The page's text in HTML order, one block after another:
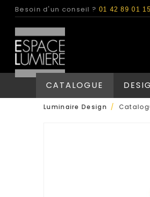
Besoin d'un conseil ? 01 42 89 01 15
CATALOGUE
Luminaire Design /